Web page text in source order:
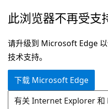
跳
主
要
内
此浏览器不再受支
请升级到 Microsoft Edge
技术支持。
下载 Microsoft Edge
有关 Internet Explorer 和